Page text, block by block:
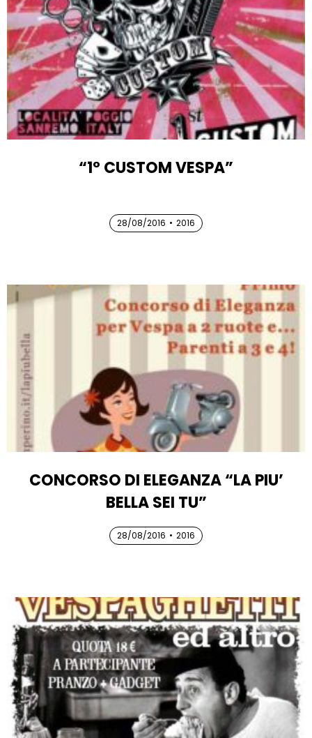
“1° CUSTOM VESPA”
28/08/2016 • 2016
28/08/2016
CONCORSO DI ELEGANZA “LA PIU’
BELLA SEI TU”
28/08/2016 • 2016
28/08/2016